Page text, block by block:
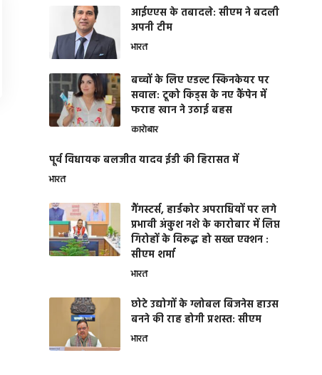
आईएएस के तबादले: सीएम ने बदली
अपनी टीम
भारत
बच्चों के लिए एडल्ट स्किनकेयर पर
सवाल: टूको किड्स के नए कैंपेन में
फराह खान ने उठाई बहस
कारोबार
पूर्व विधायक बलजीत यादव ईडी की हिरासत में
भारत
गैंगस्टर्स, हार्डकोर अपराधियों पर लगे
प्रभावी अंकुश नशे के कारोबार में लिप्त
गिरोहों के विरूद्ध हो सख्त एक्शन :
सीएम शर्मा
भारत
छोटे उद्योगों के ग्लोबल बिजनेस हाउस
बनने की राह होगी प्रशस्त: सीएम
भारत